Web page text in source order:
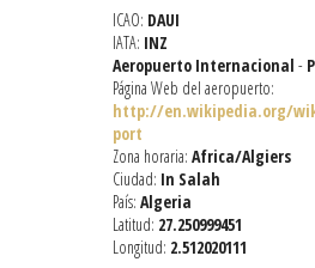
ICAO: DAUI
IATA: INZ
Aeropuerto Internacional -
Página Web del aeropuerto:
http://en.wikipedia.org/
port
Zona horaria: Africa/Algiers
Ciudad: In Salah
País: Algeria
Latitud: 27.250999451
Longitud: 2.512020111